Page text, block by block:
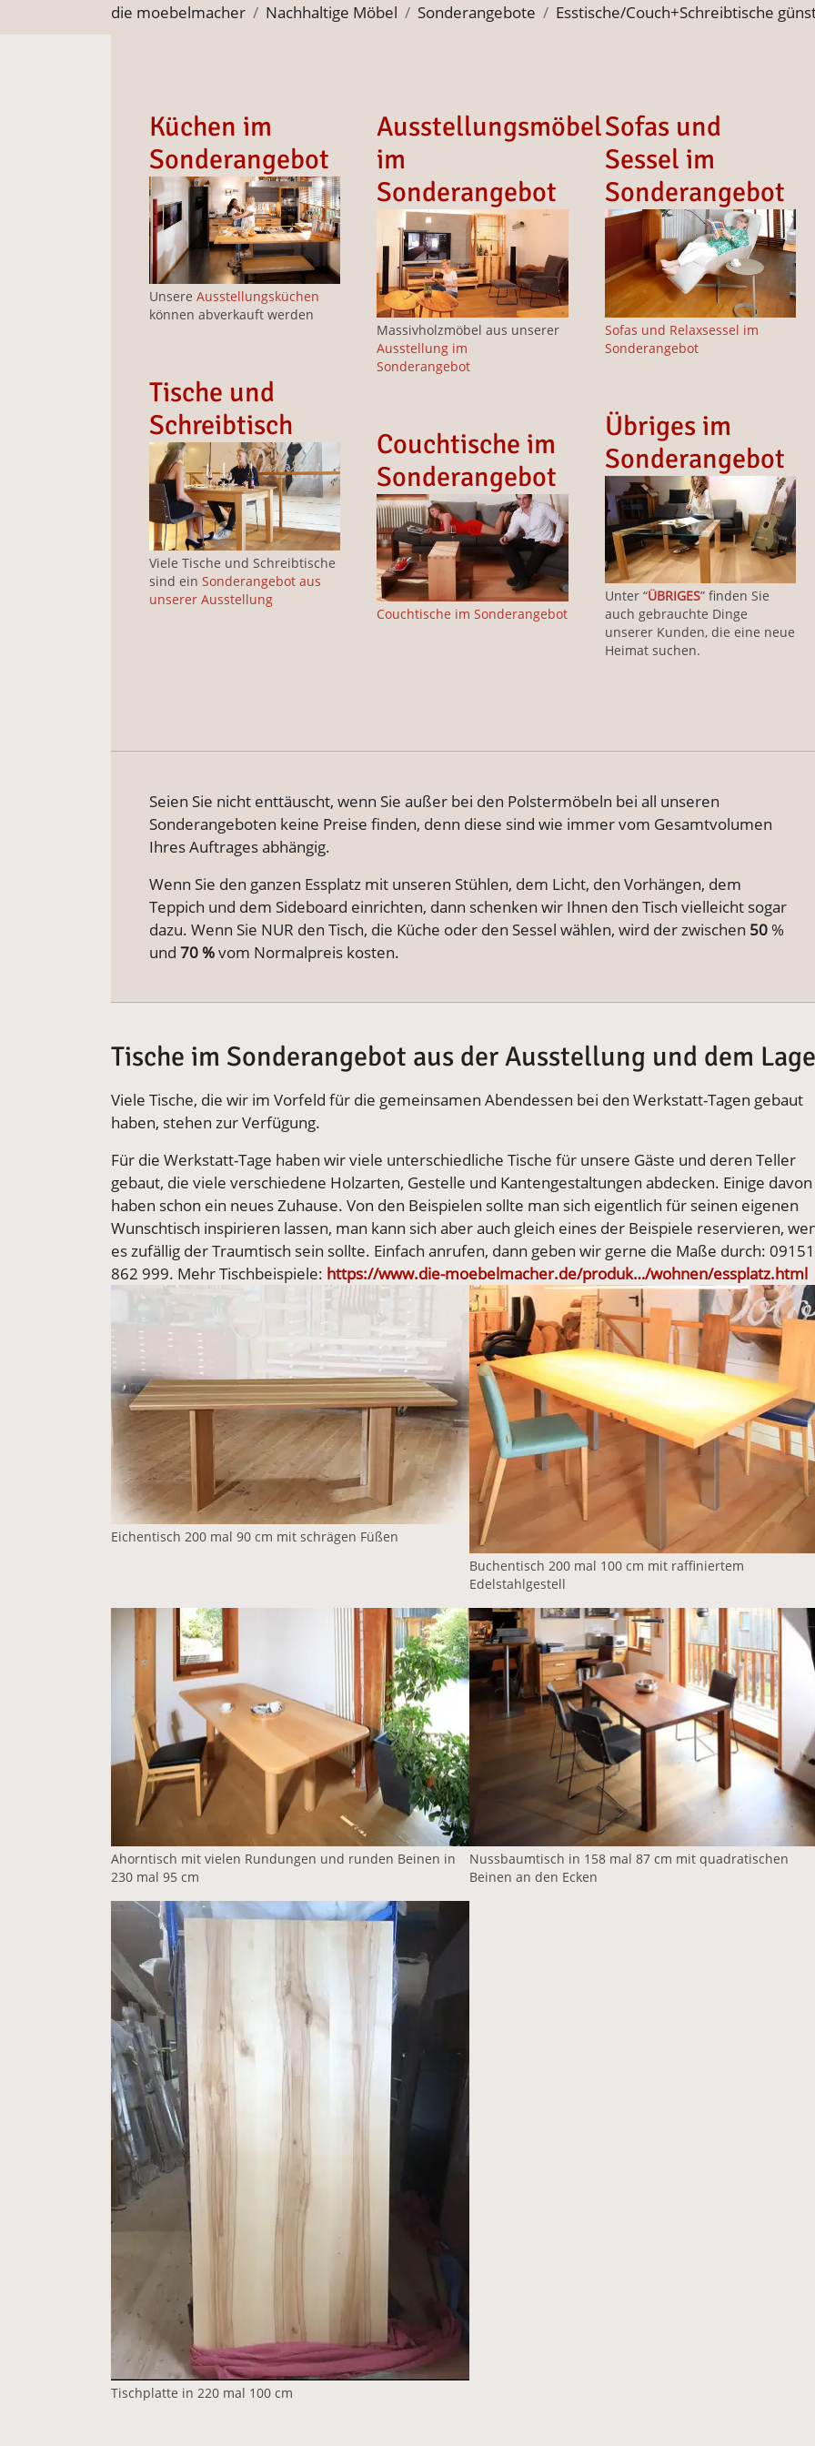
die moebelmacher Nachhaltige Möbel Sonderangebote Esstische/Couch+Schreibtische
Unsere Ausstellungsküchen
können abverkauft werden
Küchen im
Sonderangebot
Viele Tische und Schreibtische
sind ein Sonderangebot aus
unserer Ausstellung
Tische und
Schreibtisch
Massivholzmöbel aus unserer
Ausstellung im
Sonderangebot
Ausstellungsmöbel
im
Sonderangebot
Couchtische im Sonderangebot
Couchtische im
Sonderangebot
Sofas und Relaxsessel im
Sonderangebot
Sofas und
Sessel im
Sonderangebot
Unter “ÜBRIGES” finden Sie
auch gebrauchte Dinge
unserer Kunden, die eine neue
Heimat suchen.
Übriges im
Sonderangebot
Seien Sie nicht enttäuscht, wenn Sie außer bei den Polstermöbeln bei all unseren
Sonderangeboten keine Preise finden, denn diese sind wie immer vom Gesamtvolumen
Ihres Auftrages abhängig.
Wenn Sie den ganzen Essplatz mit unseren Stühlen, dem Licht, den Vorhängen, dem
Teppich und dem Sideboard einrichten, dann schenken wir Ihnen den Tisch vielleicht sogar
dazu. Wenn Sie NUR den Tisch, die Küche oder den Sessel wählen, wird der zwischen 50 %
und 70 %vom Normalpreis kosten.
Vergrößerte Version anzeigen
Eichentisch 200 mal 90 cm mit schrägen Füßen
Vergrößerte Version anzeigen
Buchentisch 200 mal 100 cm mit raffiniertem
Edelstahlgestell
Vergrößerte Version anzeigen
Ahorntisch mit vielen Rundungen und runden Beinen in
230 mal 95 cm
Vergrößerte Version anzeigen
Nussbaumtisch in 158 mal 87 cm mit quadratischen
Beinen an den Ecken
Vergrößerte Version anzeigen
Tischplatte in 220 mal 100 cm
Tische im Sonderangebot aus der Ausstellung und dem
Viele Tische, die wir im Vorfeld für die gemeinsamen Abendessen bei den Werkstatt-Tagen gebaut
haben, stehen zur Verfügung.
Für die Werkstatt-Tage haben wir viele unterschiedliche Tische für unsere Gäste und deren Teller
gebaut, die viele verschiedene Holzarten, Gestelle und Kantengestaltungen abdecken. Einige davon
haben schon ein neues Zuhause. Von den Beispielen sollte man sich eigentlich für seinen eigenen
Wunschtisch inspirieren lassen, man kann sich aber auch gleich eines der Beispiele reservieren,
es zufällig der Traumtisch sein sollte. Einfach anrufen, dann geben wir gerne die Maße durch: 09151
862 999. Mehr Tischbeispiele: https://www.die-moebelmacher.de/produk…/wohnen/essplatz.html